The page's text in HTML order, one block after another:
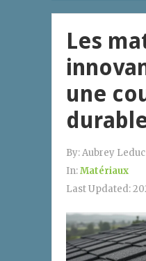
Les
une
By:Aubrey Leduc
In:Matériaux
Last Updated: